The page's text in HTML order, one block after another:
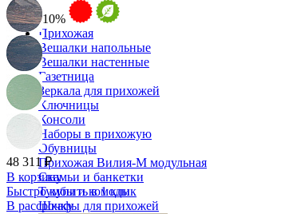
-10%
Прихожая
Вешалки напольные
Вешалки настенные
Газетница
Зеркала для прихожей
Ключницы
Консоли
Наборы в прихожую
Обувницы
Прихожая Вилия-М модульная
Скамьи и банкетки
Тумбы и комоды
Шкафы для прихожей
48 311 ₽
В корзину
Быстро купить в 1 клик
В рассрочку